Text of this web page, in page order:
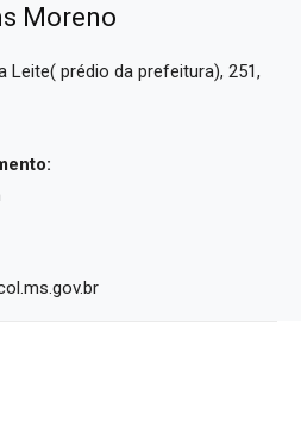
Moreno
Leite( prédio da prefeitura), 251,